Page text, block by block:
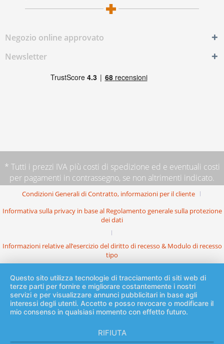
Negozio online approvato
Newsletter
* Tutti i prezzi IVA più costi di spedizione ed e eventuali costi
per pagamenti in contrassegno, se non altrimenti indicato.
Condizioni Generali di Contratto, informazioni per il cliente
Informativa sulla privacy in base al Regolamento generale sulla protezione
dei dati
Informazioni relative all’esercizio del diritto di recesso & Modulo di recesso
tipo
Questo sito utilizza tecnologie di tracciamento di siti web di
terze parti per fornire e migliorare costantemente i nostri
servizi e per visualizzare annunci pubblicitari in base agli
interessi degli utenti. Accetto e posso revocare o modificare il
mio consenso in qualsiasi momento con effetto futuro.
RIFIUTA